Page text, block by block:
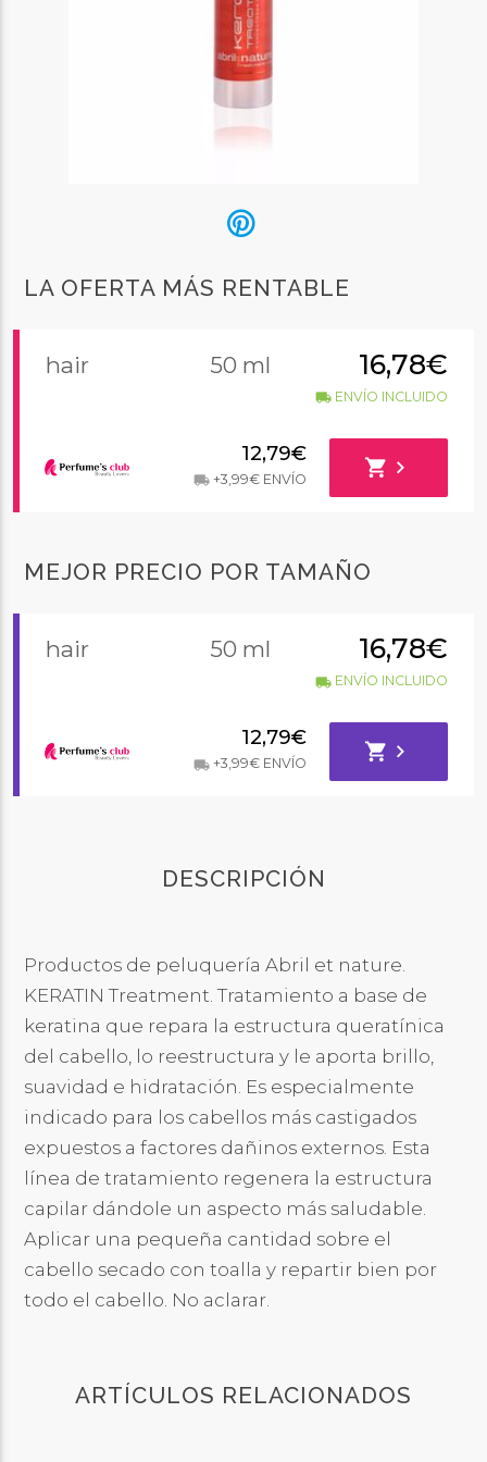
LA OFERTA MÁS RENTABLE
hair 50 ml 16,78€
local_shippingENVÍO INCLUIDO
12,79€
local_shipping+3,99€ ENVÍO shopping_cart chevron_right
MEJOR PRECIO POR TAMAÑO
hair 50 ml 16,78€
local_shippingENVÍO INCLUIDO
12,79€
local_shipping+3,99€ ENVÍO shopping_cart chevron_right
DESCRIPCIÓN
Productos de peluquería Abril et nature.
KERATIN Treatment. Tratamiento a base de
keratina que repara la estructura queratínica
del cabello, lo reestructura y le aporta brillo,
suavidad e hidratación. Es especialmente
indicado para los cabellos más castigados
expuestos a factores dañinos externos. Esta
línea de tratamiento regenera la estructura
capilar dándole un aspecto más saludable.
Aplicar una pequeña cantidad sobre el
cabello secado con toalla y repartir bien por
todo el cabello. No aclarar.
ARTÍCULOS RELACIONADOS